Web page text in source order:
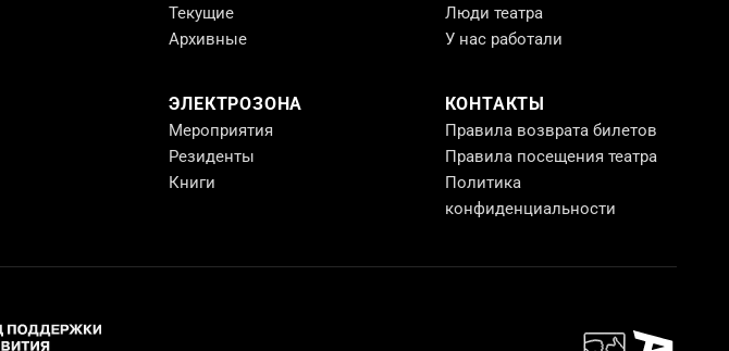
Текущие
Архивные
ЭЛЕКТРОЗОНА
Мероприятия
Резиденты
Книги
Люди театра
У нас работали
КОНТАКТЫ
Правила возврата билетов
Правила посещения театра
Политика
конфиденциальности